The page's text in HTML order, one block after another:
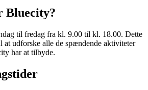
Bluecity?
til fredag ​​fra kl. 9.00 til kl. 18.00. Dette
at udforske alle de spændende aktiviteter
har at tilbyde.